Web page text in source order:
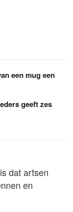
een mug een
geeft zes
dat artsen
en